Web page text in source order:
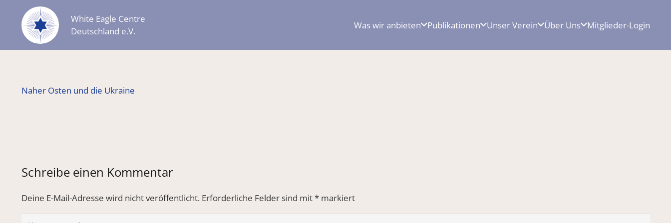
White Eagle Centre
Deutschland e.V.
Was wir anbieten Publikationen Unser Verein Über Uns Mitglieder-Login
Naher Osten und die Ukraine
Schreibe einen Kommentar
Deine E-Mail-Adresse wird nicht veröffentlicht. Erforderliche Felder sind mit*markiert